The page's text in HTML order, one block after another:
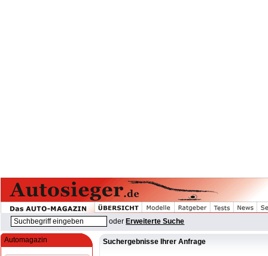
oder Erweiterte Suche
Automagazin Suchergebnisse Ihrer Anfrage